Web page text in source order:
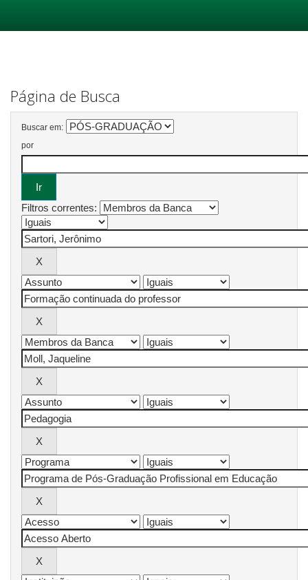
Página de Busca
Buscar em:
por
Filtros correntes: